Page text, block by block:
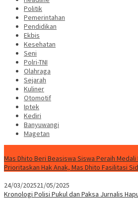
Politik
Pemerintahan
Pendidikan
Ekbis
Kesehatan
Seni
Polri-TNI
Olahraga
Sejarah
Kuliner
Otomotif
Iptek
Kediri
Banyuwangi
Magetan
Mas Dhito Beri Beasiswa Siswa Peraih Medali
Prioritaskan Hak Anak, Mas Dhito Fasilitasi
24/03/202521/05/2025
Kronologi Polisi Pukul dan Paksa Jurnalis